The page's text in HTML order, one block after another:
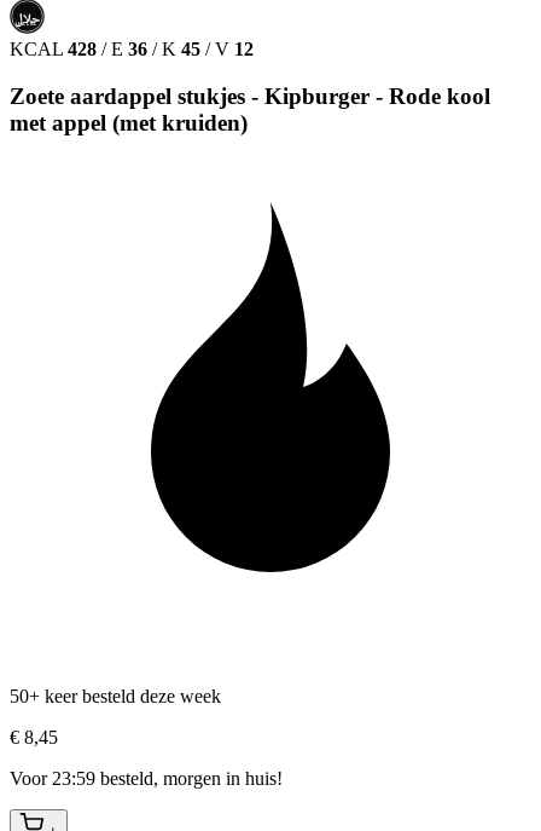
حلال
HALAL
KCAL 428 / E 36 / K 45 / V 12
Zoete aardappel stukjes - Kipburger - Rode kool
met appel (met kruiden)
50+ keer besteld deze week
€ 8,45
Voor 23:59 besteld, morgen in huis!